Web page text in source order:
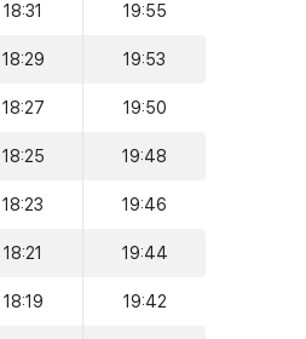
18:31 19:55
18:29 19:53
18:27 19:50
18:25 19:48
18:23 19:46
18:21 19:44
18:19 19:42